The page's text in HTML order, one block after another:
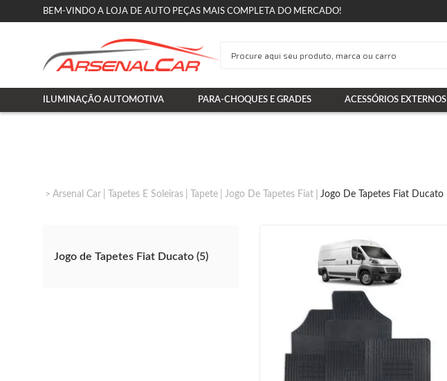
BEM-VINDO A LOJA DE AUTO PEÇAS MAIS COMPLETA DO MERCADO!
ILUMINAÇÃO AUTOMOTIVA PARA-CHOQUES E GRADES ACESSÓRIOS EXTERNOS
Arsenal Car Tapetes E Soleiras Tapete Jogo De Tapetes Fiat Jogo De Tapetes Fiat Ducato
Jogo de Tapetes Fiat Ducato (5)